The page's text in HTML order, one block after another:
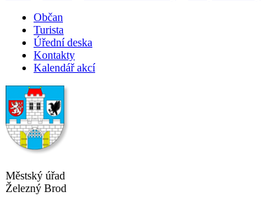
Občan
Turista
Úřední deska
Kontakty
Kalendář akcí
Městský úřad
Železný Brod